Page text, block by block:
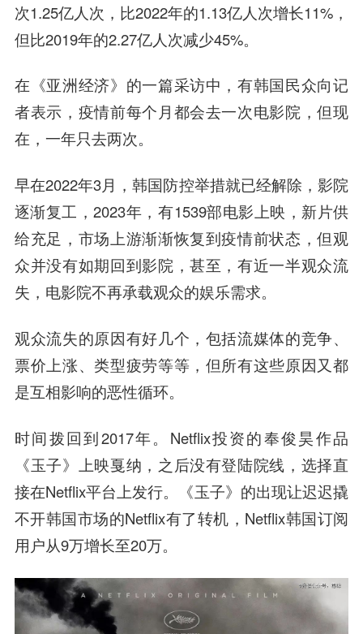
次1.25亿人次，比2022年的1.13亿人次增长11%，
但比2019年的2.27亿人次减少45%。
在《亚洲经济》的一篇采访中，有韩国民众向记
者表示，疫情前每个月都会去一次电影院，但现
在，一年只去两次。
早在2022年3月，韩国防控举措就已经解除，影院
逐渐复工，2023年，有1539部电影上映，新片供
给充足，市场上游渐渐恢复到疫情前状态，但观
众并没有如期回到影院，甚至，有近一半观众流
失，电影院不再承载观众的娱乐需求。
观众流失的原因有好几个，包括流媒体的竞争、
票价上涨、类型疲劳等等，但所有这些原因又都
是互相影响的恶性循环。
时间拨回到2017年。Netflix投资的奉俊昊作品
《玉子》上映戛纳，之后没有登陆院线，选择直
接在Netflix平台上发行。《玉子》的出现让迟迟撬
不开韩国市场的Netflix有了转机，Netflix韩国订阅
用户从9万增长至20万。